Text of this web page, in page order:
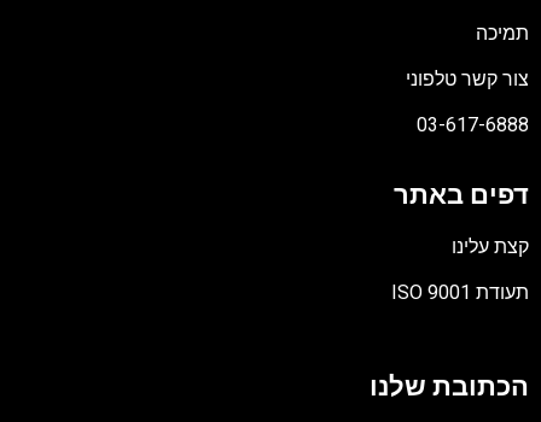
תמיכה
צור קשר טלפוני
03-617-6888
דפים באתר
קצת עלינו
תעודת ISO 9001
PDF
הכתובת שלנו